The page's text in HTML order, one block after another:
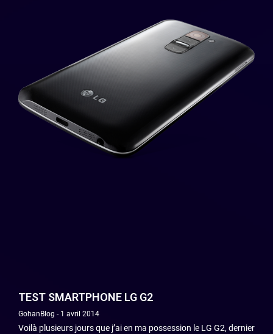
TEST SMARTPHONE LG G2
GohanBlog 1 avril 2014
Voilà plusieurs jours que j’ai en ma possession le LG G2, dernier